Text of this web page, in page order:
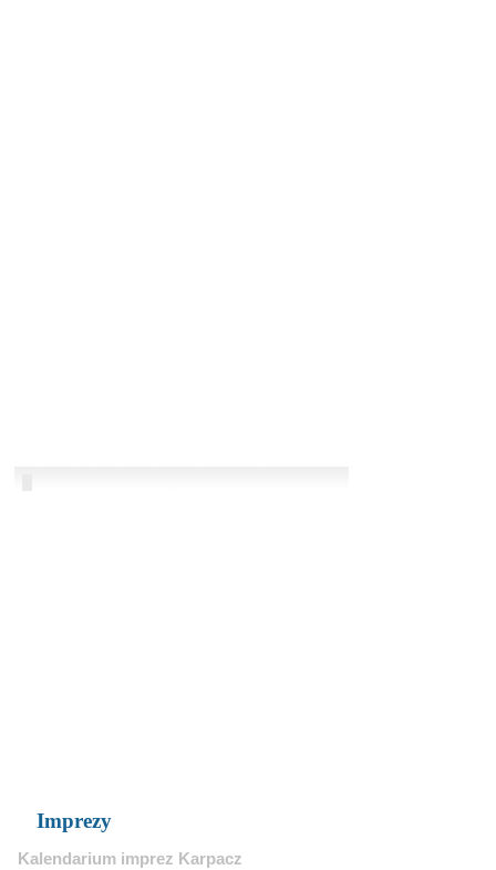
Imprezy
Kalendarium imprez Karpacz